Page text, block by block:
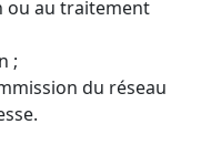
ou au traitement
;
du réseau